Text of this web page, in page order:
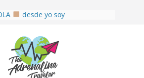
desde yo soy
SENDERO DEL CACAO: Excelente
AL NATURALSHH !!